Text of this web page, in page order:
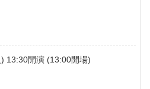
13:30開演 (13:00開場)